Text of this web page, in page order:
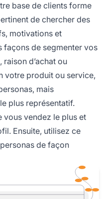
base de clients forme
de chercher des
motivations et
façons de segmenter vos
d’achat ou
votre produit ou service,
mais
plus représentatif.
vous vendez le plus et
Ensuite, utilisez ce
de façon